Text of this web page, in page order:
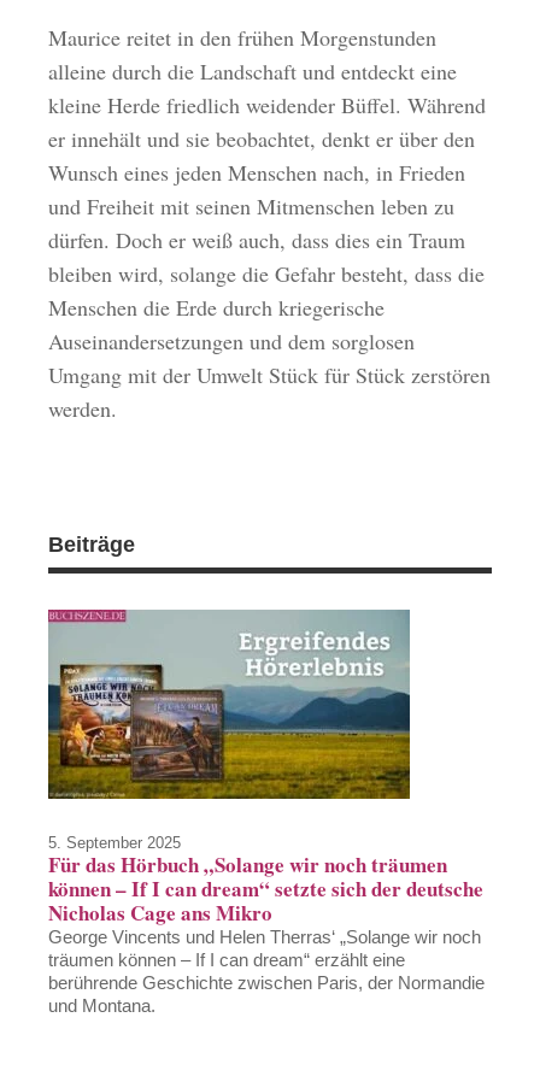
Maurice reitet in den frühen Morgenstunden
alleine durch die Landschaft und entdeckt eine
kleine Herde friedlich weidender Büffel. Während
er innehält und sie beobachtet, denkt er über den
Wunsch eines jeden Menschen nach, in Frieden
und Freiheit mit seinen Mitmenschen leben zu
dürfen. Doch er weiß auch, dass dies ein Traum
bleiben wird, solange die Gefahr besteht, dass die
Menschen die Erde durch kriegerische
Auseinandersetzungen und dem sorglosen
Umgang mit der Umwelt Stück für Stück zerstören
werden.
Beiträge
5. September 2025
Für das Hörbuch „Solange wir noch träumen
können – If I can dream“ setzte sich der deutsche
Nicholas Cage ans Mikro
George Vincents und Helen Therras‘ „Solange wir noch
träumen können – If I can dream“ erzählt eine
berührende Geschichte zwischen Paris, der Normandie
und Montana.